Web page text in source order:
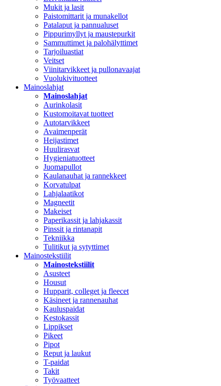
Mukit ja lasit
Paistomittarit ja munakellot
Patalaput ja pannualuset
Pippurimyllyt ja maustepurkit
Sammuttimet ja palohälyttimet
Tarjoiluastiat
Veitset
Viinitarvikkeet ja pullonavaajat
Vuolukivituotteet
Mainoslahjat
Mainoslahjat
Aurinkolasit
Kustomoitavat tuotteet
Autotarvikkeet
Avaimenperät
Heijastimet
Huulirasvat
Hygieniatuotteet
Juomapullot
Kaulanauhat ja rannekkeet
Korvatulpat
Lahjalaatikot
Magneetit
Makeiset
Paperikassit ja lahjakassit
Pinssit ja rintanapit
Tekniikka
Tulitikut ja sytyttimet
Mainostekstiilit
Mainostekstiilit
Asusteet
Housut
Hupparit, colleget ja fleecet
Käsineet ja rannenauhat
Kauluspaidat
Kestokassit
Lippikset
Pikeet
Pipot
Reput ja laukut
T-paidat
Takit
Työvaatteet